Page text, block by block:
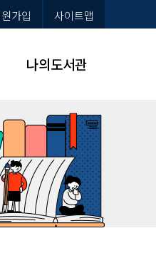
가입 사이트맵
나의도서관